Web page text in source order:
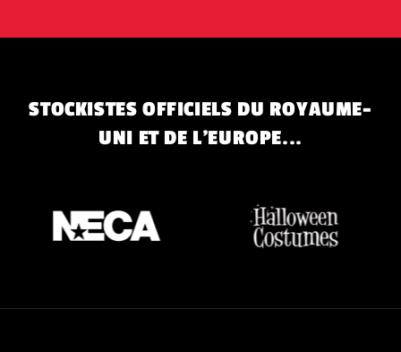
STOCKISTES OFFICIELS DU ROYAUME-
UNI ET DE L'EUROPE...